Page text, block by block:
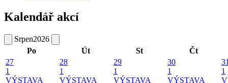
Kalendář akcí
Srpen2026
Po
Út St
Čt
27
1
VÝSTAVA
28
1
VÝSTAVA
29
1
VÝSTAVA
30
1
VÝSTAVA
1